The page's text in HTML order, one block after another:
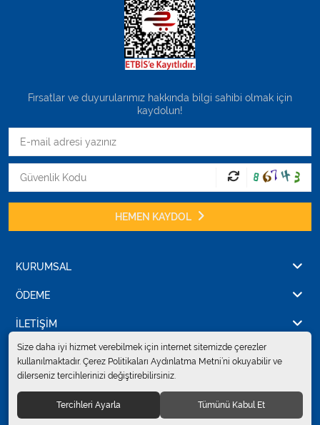
Fırsatlar ve duyurularımız hakkında bilgi sahibi olmak için
kaydolun!
HEMEN KAYDOL
KURUMSAL
ÖDEME
İLETİŞİM
© 2024Erkent Sağlık Ürünleri Pazarlama San.ve Tic. Ltd.Şti.
saklıdır.
Size daha iyi hizmet verebilmek için internet sitemizde çerezler
kullanılmaktadır. Çerez Politikaları Aydınlatma Metni’ni okuyabilir ve
dilerseniz tercihlerinizi değiştirebilirsiniz.
Tercihleri Ayarla Tümünü Kabul Et